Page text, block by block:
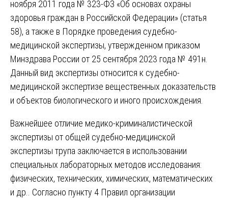
ноября 2011 года № 323-ФЗ «Об основах охраны
здоровья граждан в Российской Федерации» (статья
58), а также в Порядке проведения судебно-
медицинской экспертизы, утвержденном приказом
Минздрава России от 25 сентября 2023 года № 491н.
Данный вид экспертизы относится к судебно-
медицинской экспертизе вещественных доказательств
и объектов биологического и иного происхождения.
Важнейшее отличие медико-криминалистической
экспертизы от общей судебно-медицинской
экспертизы трупа заключается в использовании
специальных лабораторных методов исследования:
физических, технических, химических, математических
и др.. Согласно пункту 4 Правил организации